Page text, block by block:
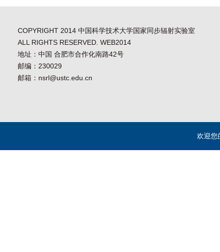
COPYRIGHT 2014 中国科学技术大学国家同步辐射实验室
ALL RIGHTS RESERVED. WEB2014
地址：中国 合肥市合作化南路42号
邮编：230029
邮箱：nsrl@ustc.edu.cn
欢迎您